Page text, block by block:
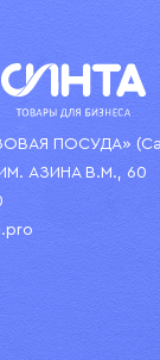
ПОСУДА»
АЗИНА В.М., 60